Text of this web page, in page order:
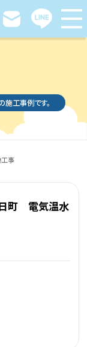
施工事例です。
事
日町 電気温水